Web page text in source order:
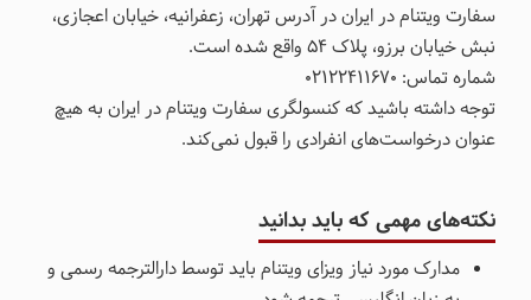
سفارت ویتنام در ایران در آدرس تهران، زعفرانیه، خیابان اعجازی،
نبش خیابان برزو، پلاک ۵۴ واقع شده است.
شماره تماس: ۰۲۱۲۲۴۱۱۶۷۰
توجه داشته باشید که کنسولگری سفارت ویتنام در ایران به هیچ
عنوان درخواست‌های انفرادی را قبول نمی‌کند.
نکته‌های مهمی که باید بدانید
مدارک مورد نیاز ویزای ویتنام باید توسط دارالترجمه رسمی و